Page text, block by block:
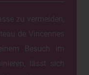
zu vermeiden,
de Vincennes
Besuch im
lässt sich